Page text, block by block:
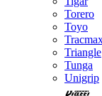
Torero
Toyo
Triangle
Tunga
Unigrip